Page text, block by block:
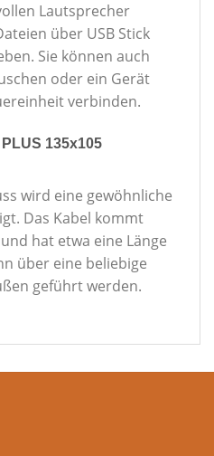
Lautsprecher
über USB Stick
Sie können auch
oder ein Gerät
verbinden.
135x105
wird eine gewöhnliche
Das Kabel kommt
hat etwa eine Länge
über eine beliebige
geführt werden.